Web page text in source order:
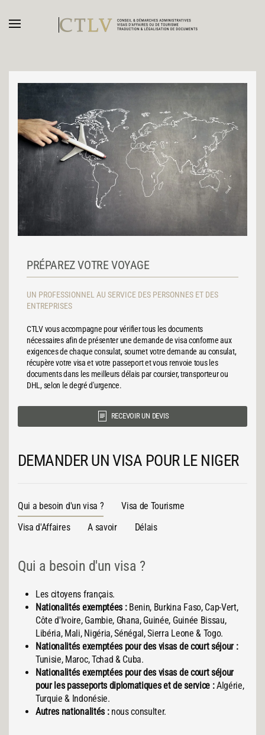
Accéder au contenu principal
PRÉPAREZ VOTRE VOYAGE
UN PROFESSIONNEL AU SERVICE DES PERSONNES ET DES
ENTREPRISES
CTLV vous accompagne pour vérifier tous les documents
nécessaires afin de présenter une demande de visa conforme aux
exigences de chaque consulat, soumet votre demande au consulat,
récupère votre visa et votre passeport et vous renvoie tous les
documents dans les meilleurs délais par coursier, transporteur ou
DHL, selon le degré d'urgence.
RECEVOIR UN DEVIS
DEMANDER UN VISA POUR LE NIGER
Qui a besoin d'un visa ?
Visa de Tourisme
Visa d'Affaires
A savoir Délais
Qui a besoin d'un visa ?
Les citoyens français.
Nationalités exemptées :Benin, Burkina Faso, Cap-Vert,
Côte d'Ivoire, Gambie, Ghana, Guinée, Guinée Bissau,
Libéria, Mali, Nigéria, Sénégal, Sierra Leone & Togo.
Nationalités exemptées pour des visas de court séjour :
Tunisie, Maroc, Tchad & Cuba.
Nationalités exemptées pour des visas de court séjour
pour les passeports diplomatiques et de service :Algérie,
Turquie & Indonésie.
Autres nationalités :nous consulter.